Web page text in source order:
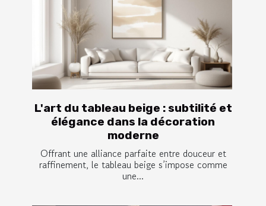
L'art du tableau beige : subtilité et
élégance dans la décoration
moderne
Offrant une alliance parfaite entre douceur et
raffinement, le tableau beige s’impose comme
une...